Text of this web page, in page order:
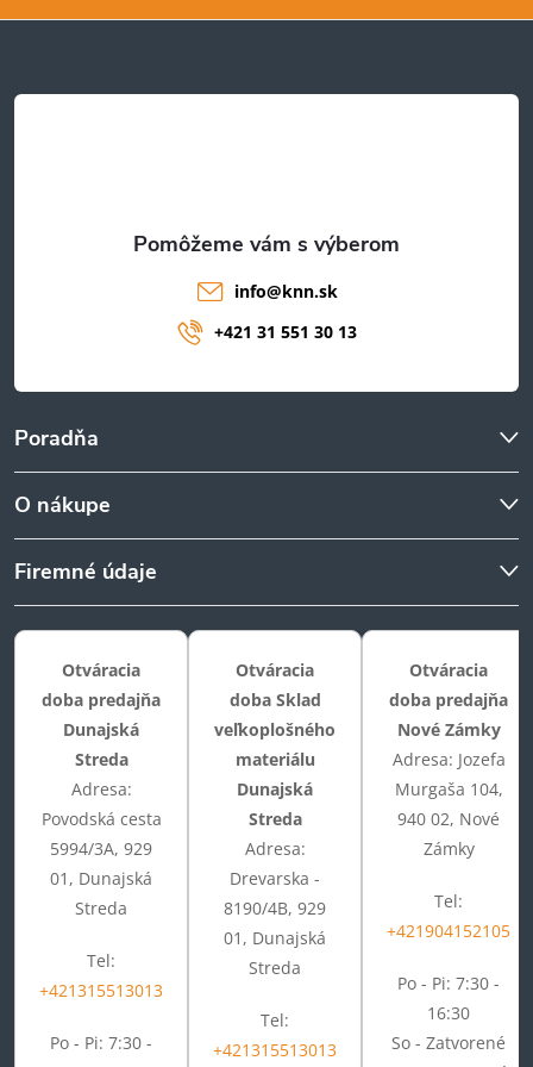
t
Poradňa
O nákupe
Firemné údaje
info@knn.sk
+421 31 551 30 13
Otváracia
doba predajňa
Dunajská
Streda
Adresa:
Povodská cesta
5994/3A, 929
01, Dunajská
Streda
Tel:
+421315513013
Po - Pi: 7:30 -
Otváracia
doba Sklad
veľkoplošného
materiálu
Dunajská
Streda
Adresa:
Drevarska -
8190/4B, 929
01, Dunajská
Streda
Tel:
+421315513013
Otváracia
doba predajňa
Nové Zámky
Adresa: Jozefa
Murgaša 104,
940 02, Nové
Zámky
Tel:
+421904152105
Po - Pi: 7:30 -
16:30
So - Zatvorené